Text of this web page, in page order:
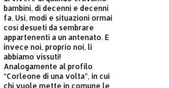
bambini, di decenni e decenni
fa. Usi, modi e situazioni ormai
così desueti da sembrare
appartenenti a un antenato. E
invece noi, proprio noi, li
abbiamo vissuti!
Analogamente al profilo
“Corleone di una volta”, in cui
chi vuole mette in comune le